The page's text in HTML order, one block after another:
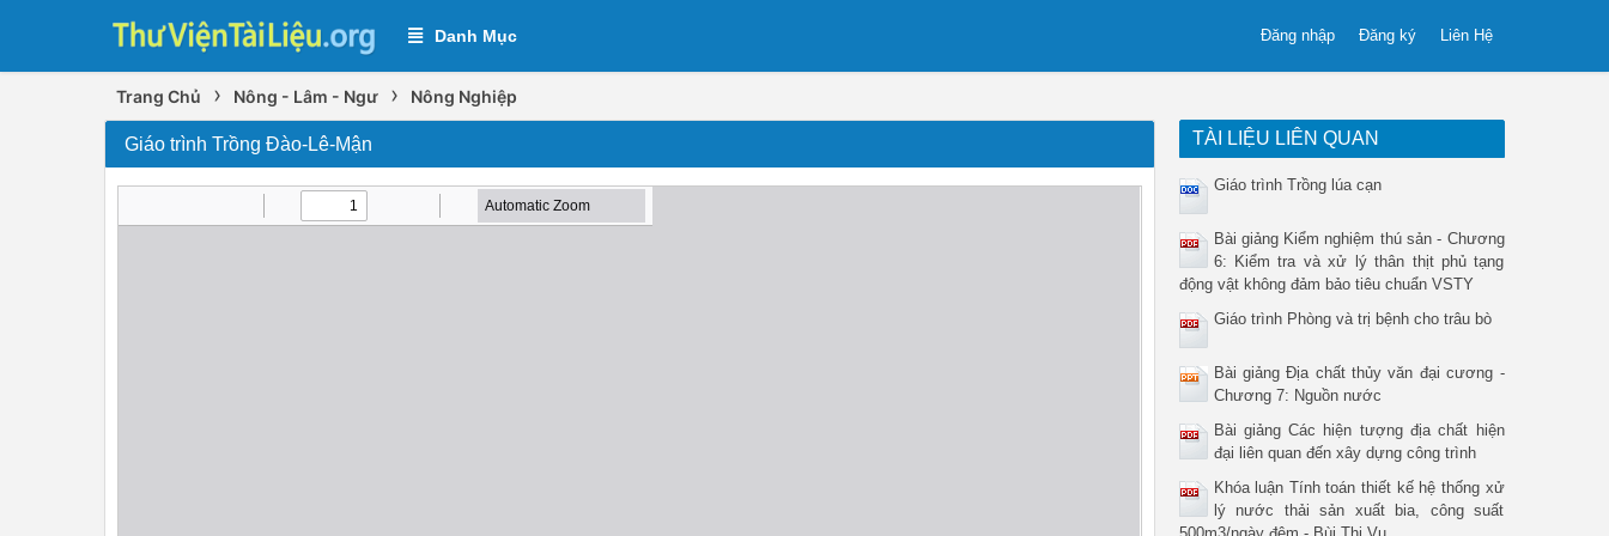
Danh Mục Liên Hệ
Đăng ký
Đăng nhập
Trang Chủ › Nông - Lâm - Ngư › Nông Nghiệp
Giáo trình Trồng Đào-Lê-Mận TÀI LIỆU LIÊN QUAN
Giáo trình Trồng lúa cạn
Bài giảng Kiểm nghiệm thú sản - Chương
6: Kiểm tra và xử lý thân thịt phủ tạng
động vật không đảm bảo tiêu chuẩn VSTY
Giáo trình Phòng và trị bệnh cho trâu bò
Bài giảng Địa chất thủy văn đại cương -
Chương 7: Nguồn nước
Bài giảng Các hiện tượng địa chất hiện
đại liên quan đến xây dựng công trình
Khóa luận Tính toán thiết kế hệ thống xử
lý nước thải sản xuất bia, công suất